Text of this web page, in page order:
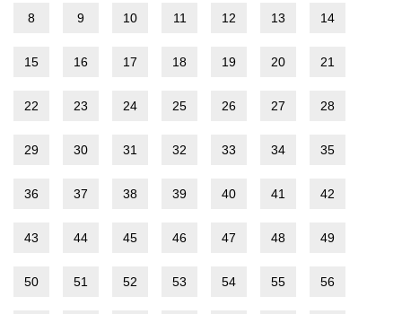
8 9 10 11 12 13 14
15 16 17 18 19 20 21
22 23 24 25 26 27 28
29 30 31 32 33 34 35
36 37 38 39 40 41 42
43 44 45 46 47 48 49
50 51 52 53 54 55 56